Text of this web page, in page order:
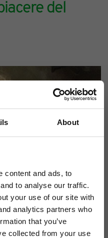
About
content and ads, to
to analyse our traffic.
your use of our site with
analytics partners who
that you’ve
collected from your use
del